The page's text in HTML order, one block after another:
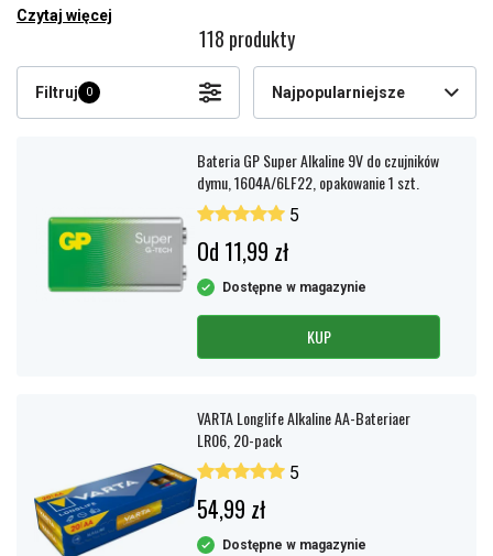
Czytaj więcej
118 produkty
Filtruj 0 Najpopularniejsze
Bateria GP Super Alkaline 9V do czujników
dymu, 1604A/6LF22, opakowanie 1 szt.
5
Od 11,99 zł
Dostępne w magazynie
KUP
VARTA Longlife Alkaline AA-Bateriaer
LR06, 20-pack
5
54,99 zł
Dostępne w magazynie